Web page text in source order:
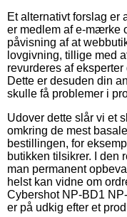
Et alternativt forslag er
er medlem af e-mærke
påvisning af at
lovgivning, tillige med
revurderes af
Dette er desuden din
skulle få problemer i
Udover dette slår vi et
omkring de mest
bestillingen, for
butikken tilsikrer. I den
man permanent
helst kan vidne om
Cybershot NP-BD1
er på udkig efter et